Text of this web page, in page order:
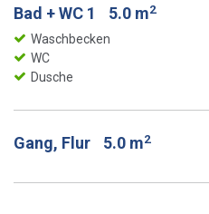
Bad + WC 1 5.0 m2
Waschbecken
WC
Dusche
Gang, Flur 5.0 m2